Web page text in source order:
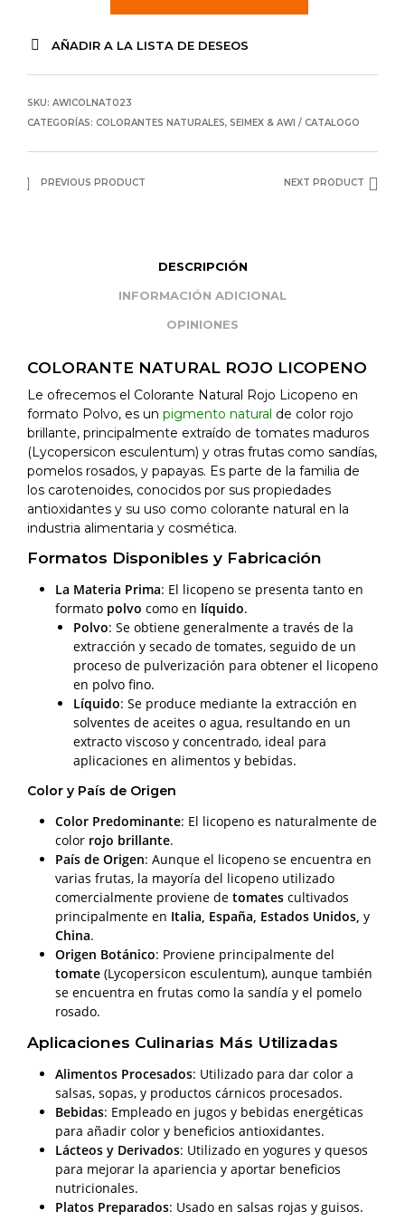
AÑADIR A LA LISTA DE DESEOS
SKU: AWICOLNAT023
CATEGORÍAS: COLORANTES NATURALES, SEIMEX & AWI / CATALOGO
PREVIOUS PRODUCT NEXT PRODUCT
DESCRIPCIÓN
INFORMACIÓN ADICIONAL
OPINIONES
COLORANTE NATURAL ROJO LICOPENO
Le ofrecemos el Colorante Natural Rojo Licopeno en
formato Polvo, es un pigmento natural de color rojo
brillante, principalmente extraído de tomates maduros
(Lycopersicon esculentum) y otras frutas como sandías,
pomelos rosados, y papayas. Es parte de la familia de
los carotenoides, conocidos por sus propiedades
antioxidantes y su uso como colorante natural en la
industria alimentaria y cosmética.
Formatos Disponibles y Fabricación
La Materia Prima: El licopeno se presenta tanto en
formato polvo como en líquido.
Polvo: Se obtiene generalmente a través de la
extracción y secado de tomates, seguido de un
proceso de pulverización para obtener el licopeno
en polvo fino.
Líquido: Se produce mediante la extracción en
solventes de aceites o agua, resultando en un
extracto viscoso y concentrado, ideal para
aplicaciones en alimentos y bebidas.
Color y País de Origen
Color Predominante: El licopeno es naturalmente de
color rojo brillante.
País de Origen: Aunque el licopeno se encuentra en
varias frutas, la mayoría del licopeno utilizado
comercialmente proviene de tomatescultivados
principalmente en Italia, España, Estados Unidos, y
China.
Origen Botánico: Proviene principalmente del
tomate(Lycopersicon esculentum), aunque también
se encuentra en frutas como la sandía y el pomelo
rosado.
Aplicaciones Culinarias Más Utilizadas
Alimentos Procesados: Utilizado para dar color a
salsas, sopas, y productos cárnicos procesados.
Bebidas: Empleado en jugos y bebidas energéticas
para añadir color y beneficios antioxidantes.
Lácteos y Derivados: Utilizado en yogures y quesos
para mejorar la apariencia y aportar beneficios
nutricionales.
Platos Preparados: Usado en salsas rojas y guisos.